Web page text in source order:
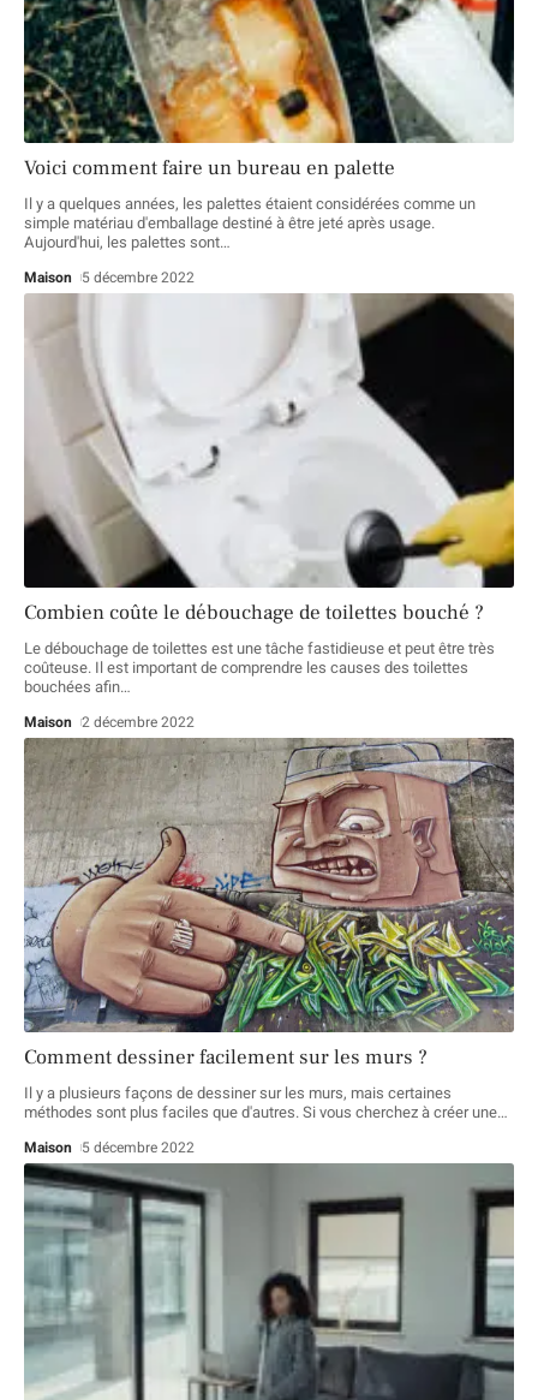
Voici comment faire un bureau en palette
Il y a quelques années, les palettes étaient considérées comme un
simple matériau d'emballage destiné à être jeté après usage.
Aujourd'hui, les palettes sont…
Maison 5 décembre 2022
Combien coûte le débouchage de toilettes bouché ?
Le débouchage de toilettes est une tâche fastidieuse et peut être très
coûteuse. Il est important de comprendre les causes des toilettes
bouchées afin…
Maison 2 décembre 2022
Comment dessiner facilement sur les murs ?
Il y a plusieurs façons de dessiner sur les murs, mais certaines
méthodes sont plus faciles que d'autres. Si vous cherchez à créer une…
Maison 5 décembre 2022